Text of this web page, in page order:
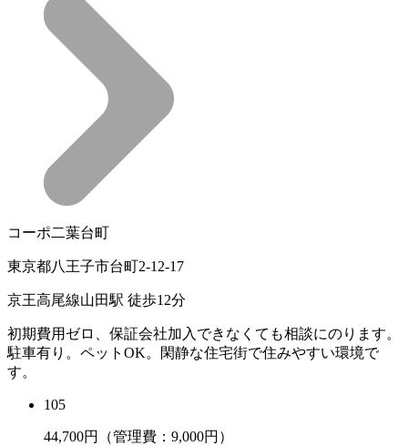
コーポ二葉台町
東京都八王子市台町2-12-17
京王高尾線山田駅 徒歩12分
初期費用ゼロ、保証会社加入できなくても相談にのります。
駐車有り。ペットOK。閑静な住宅街で住みやすい環境で
す。
105
44,700円（管理費：9,000円）